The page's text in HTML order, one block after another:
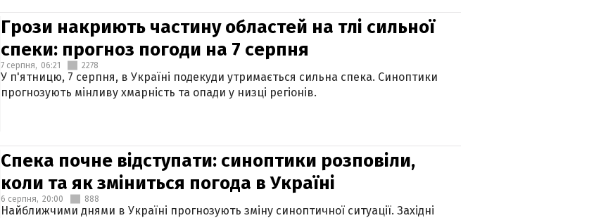
Грози накриють частину областей на тлі сильної
спеки: прогноз погоди на 7 серпня
7 серпня, 06:21 2278
У п'ятницю, 7 серпня, в Україні подекуди утримається сильна спека. Синоптики
прогнозують мінливу хмарність та опади у низці регіонів.
Спека почне відступати: синоптики розповіли,
коли та як зміниться погода в Україні
6 серпня, 20:00 888
Найближчими днями в Україні прогнозують зміну синоптичної ситуації. Західні